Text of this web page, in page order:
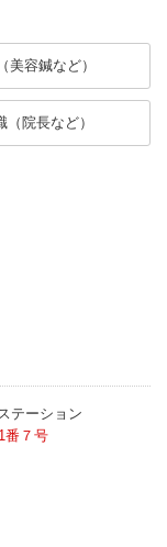
美容鍼など）
（院長など）
テーション
番７号